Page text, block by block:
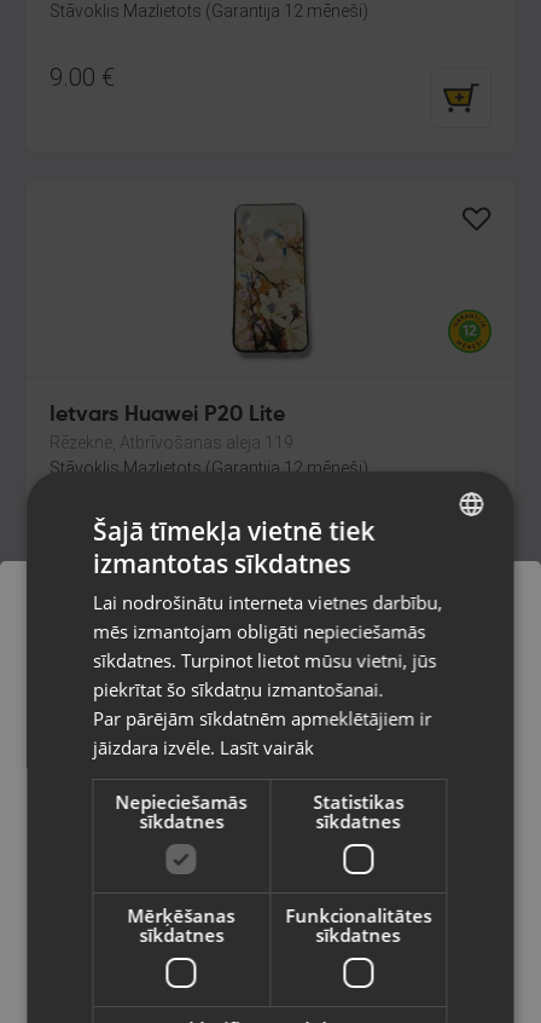
Stāvoklis Mazlietots (Garantija 12 mēneši)
9.00 €
Ietvars Huawei P20 Lite
Rēzekne, Atbrīvošanas aleja 119
Stāvoklis Mazlietots (Garantija 12 mēneši)
3.00€
Guess "Hardcase Strass Metal Logo iPhone
15" Black
Salaspils, Skolas iela 11
Pasūtījumi tiks piegādāti uz
izvēlēto valsti
Vietnes saturs būs attēlots izvēlētajā
valodā
Valsts
RUSSIAN
Šajā tīmekļa vietnē tiek
izmantotas sīkdatnes
Lai nodrošinātu interneta vietnes darbību,
mēs izmantojam obligāti nepieciešamās
sīkdatnes. Turpinot lietot mūsu vietni, jūs
piekrītat šo sīkdatņu izmantošanai.
Par pārējām sīkdatnēm apmeklētājiem ir
jāizdara izvēle. Lasīt vairāk
Nepieciešamās
sīkdatnes
Statistikas
sīkdatnes
Mērķēšanas
sīkdatnes
Funkcionalitātes
sīkdatnes